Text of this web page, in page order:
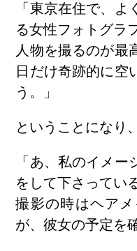
「東京在住で、
る女性フォトグラ
人物を撮るのが最
日だけ奇跡的に空
う。」
ということになり、
「あ、私のイメ
をして下さってい
撮影の時はヘア
が、彼女の予定を